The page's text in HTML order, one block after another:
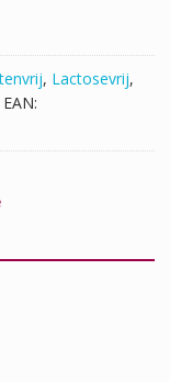
, Lactosevrij,
EAN: